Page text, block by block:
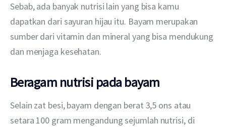
Sebab, ada banyak nutrisi lain yang bisa kamu
dapatkan dari sayuran hijau itu. Bayam merupakan
sumber dari vitamin dan mineral yang bisa mendukung
dan menjaga kesehatan.
Beragam nutrisi pada bayam
Selain zat besi, bayam dengan berat 3,5 ons atau
setara 100 gram mengandung sejumlah nutrisi, di